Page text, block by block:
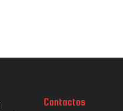
Contactos